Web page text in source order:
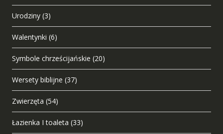
Urodziny (3)
Walentynki (6)
Symbole chrześcijańskie (20)
Wersety biblijne (37)
Zwierzęta (54)
Łazienka I toaleta (33)